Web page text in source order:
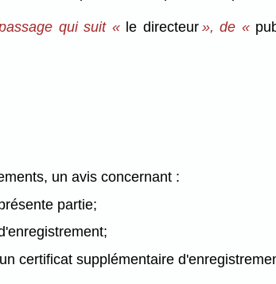
qui suit « le directeur», de «
un avis concernant :
partie;
certificat supplémentaire